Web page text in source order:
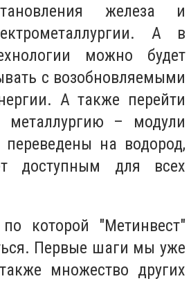
железа и
А в
можно будет
с возобновляемыми
А также перейти
металлургию – модули
переведены на водород,
доступным для всех
которой "Метинвест"
Первые шаги мы уже
множество других